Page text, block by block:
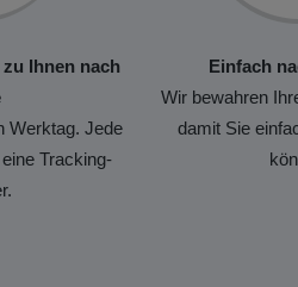
Ihnen nach
Werktag. Jede
Tracking-
Einfach
Wir bewahren
damit Sie